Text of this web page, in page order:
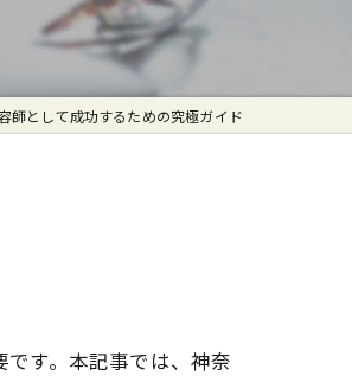
ント
師として成功するための究極ガイド
す。本記事では、神奈